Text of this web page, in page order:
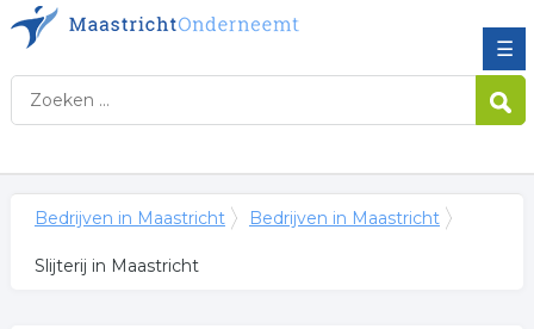
☰
Bedrijven in Maastricht Bedrijven in Maastricht
Slijterij in Maastricht